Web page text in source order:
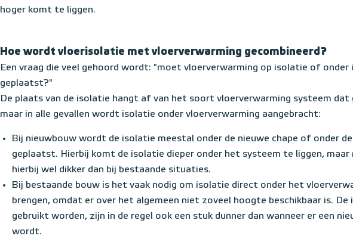
hoger komt te liggen.
Hoe wordt vloerisolatie met vloerverwarming gecombineerd?
Een vraag die veel gehoord wordt: "moet vloerverwarming op isolatie of onder
geplaatst?"
De plaats van de isolatie hangt af van het soort vloerverwarming systeem
maar in alle gevallen wordt isolatie onder vloerverwarming aangebracht:
Bij nieuwbouw wordt de isolatie meestal onder de nieuwe chape of onder
geplaatst. Hierbij komt de isolatie dieper onder het systeem te liggen, maar
hierbij wel dikker dan bij bestaande situaties.
Bij bestaande bouw is het vaak nodig om isolatie direct onder het
brengen, omdat er over het algemeen niet zoveel hoogte beschikbaar is.
gebruikt worden, zijn in de regel ook een stuk dunner dan wanneer er een
wordt.